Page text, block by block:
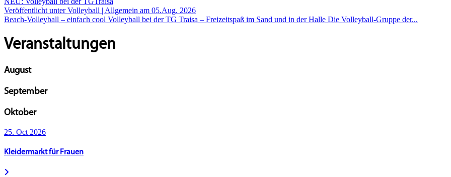
Veröffentlicht unter Volleyball | Allgemein am 05.Aug. 2026
Beach-Volleyball – einfach cool Volleyball bei der TG Traisa – Freizeitspaß im Sand und in der Halle Die Volleyball-Gruppe der...
Veranstaltungen
August
September
Oktober
25. Oct 2026
Kleidermarkt für Frauen